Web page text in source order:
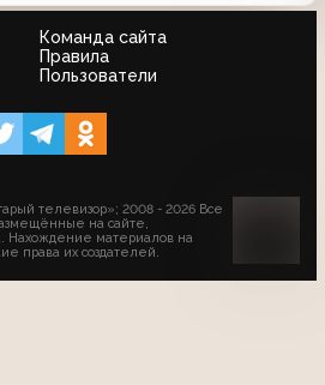
Команда сайта
Правила
Пользователи
телевизор»; 2008 - 2026 Все
на сайте,
Нахождение материалов на
права их создателей.